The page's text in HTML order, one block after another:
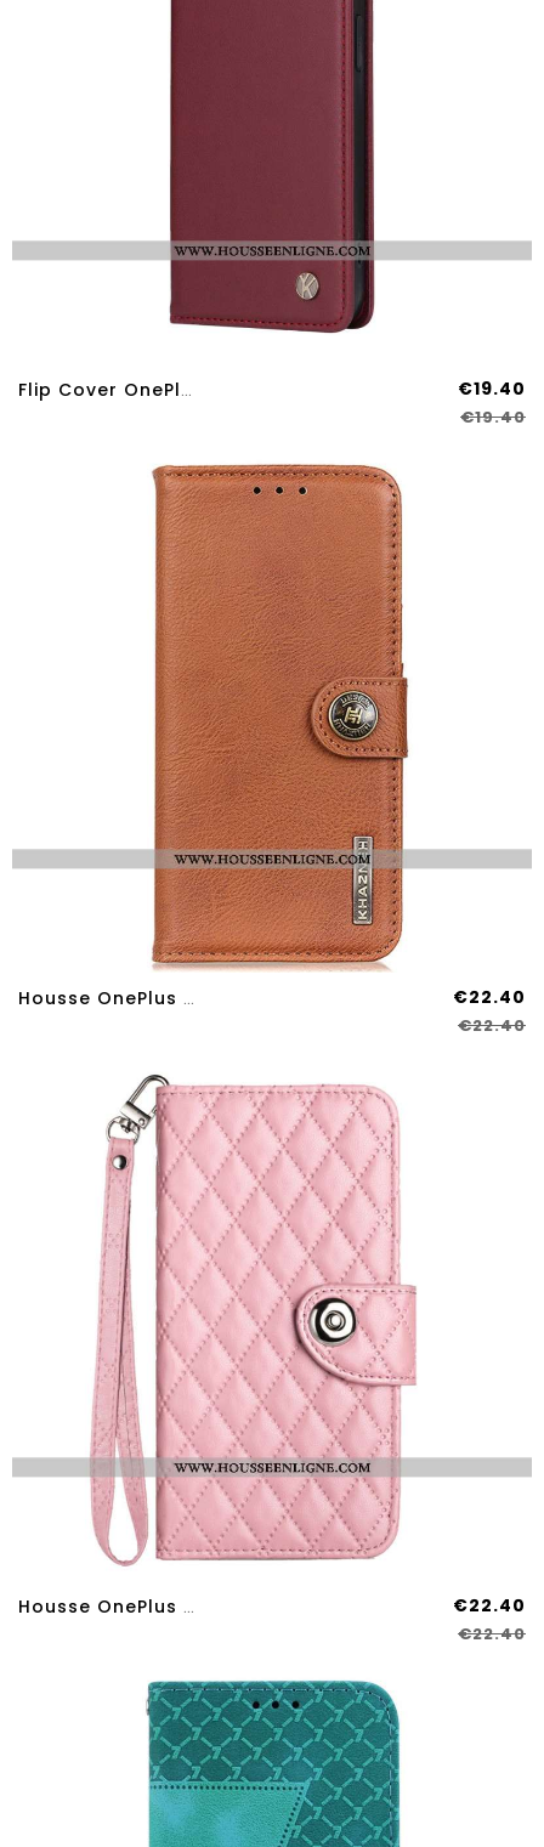
Flip Cover OnePlus Nord 4 Classique YIKATU €19.40
€19.40
Housse OnePlus Nord 4 KHAZNEH €22.40
€22.40
Housse OnePlus Nord 4 Matelassée 7 Porte-Cartes €22.40
€22.40